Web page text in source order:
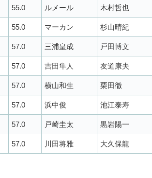
55.0 ルメール 木村哲也
55.0 マーカン 杉山晴紀
57.0 三浦皇成 戸田博文
57.0 吉田隼人 友道康夫
57.0 横山和生 栗田徹
57.0 浜中俊 池江泰寿
57.0 戸崎圭太 黒岩陽一
57.0 川田将雅 大久保龍